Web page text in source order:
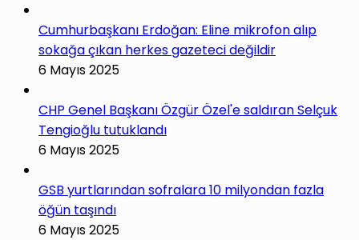
Cumhurbaşkanı Erdoğan: Eline mikrofon alıp
sokağa çıkan herkes gazeteci değildir
6 Mayıs 2025
CHP Genel Başkanı Özgür Özel'e saldıran Selçuk
Tengioğlu tutuklandı
6 Mayıs 2025
GSB yurtlarından sofralara 10 milyondan fazla
öğün taşındı
6 Mayıs 2025